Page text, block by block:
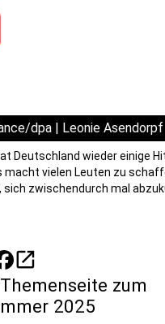
dpa | Leonie Asendorpf
Deutschland wieder einige
macht vielen Leuten zu
sich zwischendurch mal
open_in_new
zum
2025